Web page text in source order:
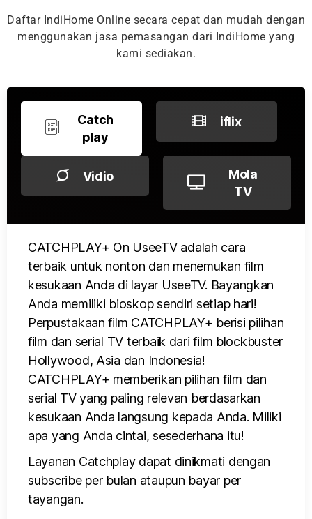
Daftar IndiHome Online secara cepat dan mudah dengan
menggunakan jasa pemasangan dari IndiHome yang
kami sediakan.
Catch
play
iflix
Vidio
Mola
TV
CATCHPLAY+ On UseeTV adalah cara
terbaik untuk nonton dan menemukan film
kesukaan Anda di layar UseeTV. Bayangkan
Anda memiliki bioskop sendiri setiap hari!
Perpustakaan film CATCHPLAY+ berisi pilihan
film dan serial TV terbaik dari film blockbuster
Hollywood, Asia dan Indonesia!
CATCHPLAY+ memberikan pilihan film dan
serial TV yang paling relevan berdasarkan
kesukaan Anda langsung kepada Anda. Miliki
apa yang Anda cintai, sesederhana itu!
Layanan Catchplay dapat dinikmati dengan
subscribe per bulan ataupun bayar per
tayangan.